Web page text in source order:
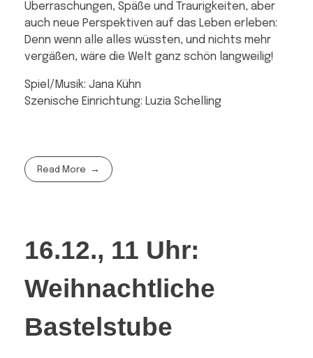
Überraschungen, Späße und Traurigkeiten, aber
auch neue Perspektiven auf das Leben erleben:
Denn wenn alle alles wüssten, und nichts mehr
vergäßen, wäre die Welt ganz schön langweilig!
Spiel/Musik: Jana Kühn
Szenische Einrichtung: Luzia Schelling
Read More
16.12., 11 Uhr:
Weihnachtliche
Bastelstube